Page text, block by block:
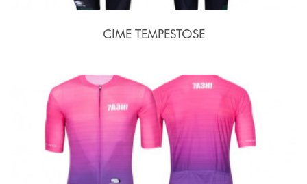
CIME TEMPESTOSE